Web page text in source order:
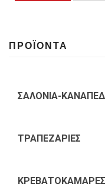
ΠΡΟΪΟΝΤΑ
ΣΑΛΟΝΙΑ-
ΤΡΑΠΕΖΑΡΙΕΣ